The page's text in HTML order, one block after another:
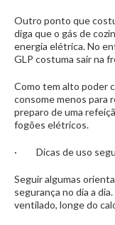
Outro ponto que
diga que o gás de
energia elétrica. No
GLP costuma sair na
Como tem alto poder
consome menos para
preparo de uma
fogões elétricos.
· Dicas de uso
Seguir algumas
segurança no dia a
ventilado, longe do